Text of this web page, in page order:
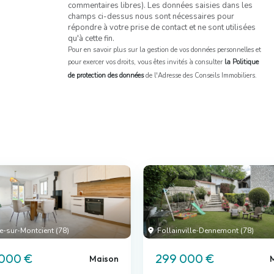
commentaires libres). Les données saisies dans les
champs ci-dessus nous sont nécessaires pour
répondre à votre prise de contact et ne sont utilisées
qu'à cette fin.
Pour en savoir plus sur la gestion de vos données personnelles et
pour exercer vos droits, vous êtes invités à consulter la Politique
de protection des donnéesde l'Adresse des Conseils Immobiliers.
sur-Montcient (78)
€ Maison
Follainville-Dennemont (78)
299 000 €